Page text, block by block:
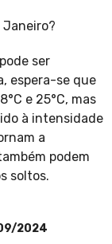
Janeiro?
ser
espera-se que
e 25°C, mas
à intensidade
a
podem
soltos.
2024